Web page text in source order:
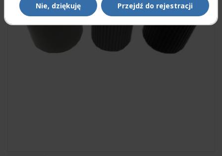
Nie, dziękuję Przejdź do rejestracji